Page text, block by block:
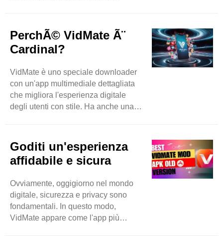
suoi concorrenti in meno tempo. Puoi
aspettarti download di musica e video
senza sforzo accedendo a siti Web
DailyMotion e molti altri. Con
VidMate, nulla è limitato perché è una
vasta piattaforma che espande i
ricercatori degli utenti ..
PerchÃ© VidMate Ã¨
Cardinal?
VidMate è uno speciale downloader
con un'app multimediale dettagliata
che migliora l'esperienza digitale
degli utenti con stile. Ha anche una
elementi per far risparmiare tempo
agli utenti e migliorare la produttività
extra. Sentiti libero di scaricare
background e nel frattempo puoi
accedere anche ad altre app. Quindi
questa app diventa una vera
meraviglia di alto livello.
Goditi un'esperienza
affidabile e sicura
Ovviamente, oggigiorno nel mondo
digitale, sicurezza e privacy sono
fondamentali. In questo modo,
VidMate appare come l'app più